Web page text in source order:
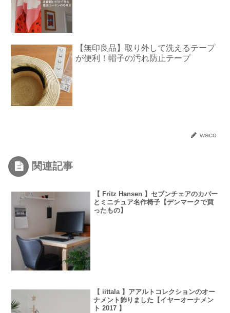
【無印良品】取り外して洗えるテープ
が便利！帽子の汚れ防止テープ
waco
関連記事
【 Fritz Hansen 】セブンチェアのカバー
とミニチュア名作椅子【デンマークで買
ったもの】
【 iittala 】アアルトコレクションのオー
ナメント飾りました【イヤーオーナメン
ト 2017 】